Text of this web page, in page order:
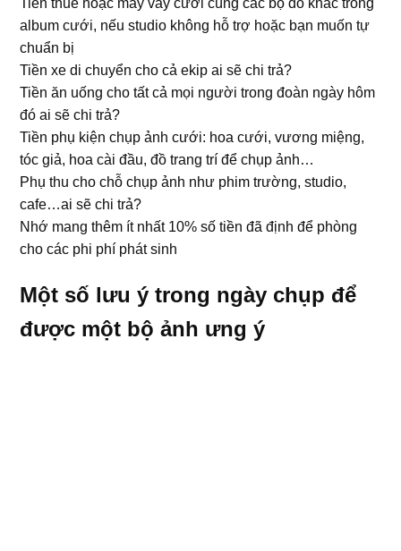
album cưới, nếu studio không hỗ trợ hoặc bạn muốn tự
chuẩn bị
Tiền xe di chuyển cho cả ekip ai sẽ chi trả?
Tiền ăn uống cho tất cả mọi người trong đoàn ngày hôm
đó ai sẽ chi trả?
Tiền phụ kiện chụp ảnh cưới: hoa cưới, vương miệng,
tóc giả, hoa cài đầu, đồ trang trí để chụp ảnh…
Phụ thu cho chỗ chụp ảnh như phim trường, studio,
cafe…ai sẽ chi trả?
Nhớ mang thêm ít nhất 10% số tiền đã định để phòng
cho các phi phí phát sinh
Một số lưu ý trong ngày chụp để
được một bộ ảnh ưng ý